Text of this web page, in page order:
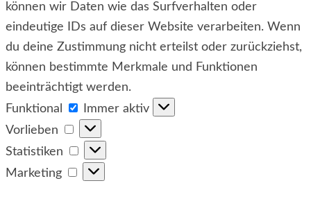
können wir Daten wie das Surfverhalten oder
eindeutige IDs auf dieser Website verarbeiten. Wenn
du deine Zustimmung nicht erteilst oder zurückziehst,
können bestimmte Merkmale und Funktionen
beeinträchtigt werden.
Funktional
Funktional
Immer aktiv
Vorlieben
Vorlieben
Statistiken
Statistiken
Marketing
Marketing